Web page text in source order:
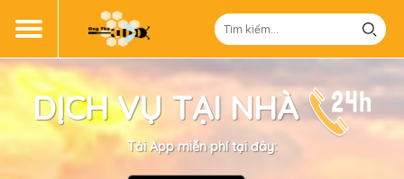
DỊCH VỤ TẠI NHÀ
Tải App miễn phí tại đây: